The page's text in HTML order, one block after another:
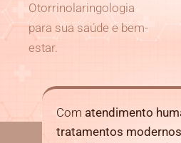
Otorrinolaringologia
para sua saúde e bem-
estar.
Com atendimento
tratamentos modernos